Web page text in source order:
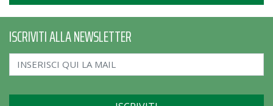
ISCRIVITI ALLA NEWSLETTER